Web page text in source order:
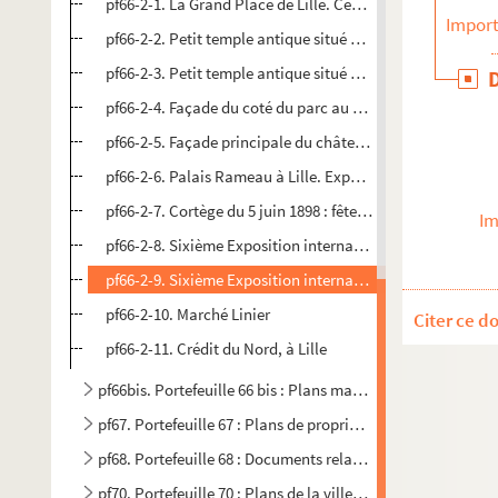
pf66-2-2. Petit temple antique situé dans le parc du
pf66-2-3. Petit temple antique situé dans le parc du
pf66-2-4. Façade du coté du parc au château de
pf66-2-5. Façade principale du château de Madame
pf66-2-6. Palais Rameau à Lille. Exposition des Beaux-arts
pf66-2-7. Cortège du 5 juin 1898 : fête de Desrousseaux.
pf66-2-8. Sixième Exposition internationale d’horticulture
pf66-2-9. Sixième Exposition internationale d’horticulture
pf66-2-10. Marché Linier
pf66-2-11. Crédit du Nord, à Lille
pf66bis. Portefeuille 66 bis : Plans manuscrits et dessins
pf67. Portefeuille 67 : Plans de propriétés privées
pf68. Portefeuille 68 : Documents relatifs aux familles
pf70. Portefeuille 70 : Plans de la ville de Lille (vers 1895)
Citer ce